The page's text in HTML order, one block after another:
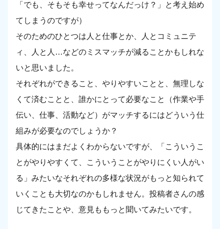
「でも、そもそも幸せってなんだっけ？」と考え始め
てしまうのですが）
そのためのひとつは人と仕事とか、人とコミュニテ
ィ、人と人…などのミスマッチが減ることかもしれな
いと思いました。
それぞれができること、やりやすいことと、無理しな
くて済むことと、誰かにとって必要なこと（作業や手
伝い、仕事、活動など）がマッチするにはどういう仕
組みが必要なのでしょうか？
具体的にはまだよくわからないですが、「こういうこ
とがやりやすくて、こういうことがやりにくい人がい
る」みたいなそれぞれの多様な状況がもっと知られて
いくことも大切なのかもしれません。投稿者さんの感
じてきたことや、意見ももっと聞いてみたいです。